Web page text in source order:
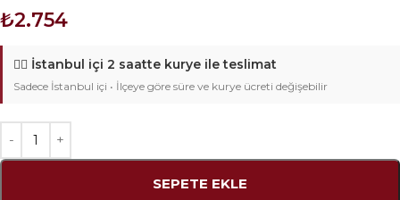
₺2.754
🚴‍♂️ İstanbul içi 2 saatte kurye ile teslimat
Sadece İstanbul içi • İlçeye göre süre ve kurye ücreti değişebilir
SEPETE EKLE